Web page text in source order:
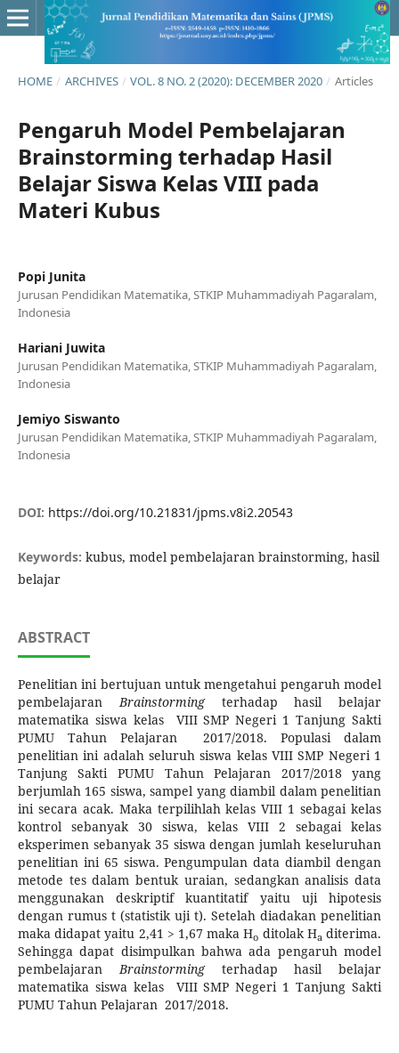
HOME / ARCHIVES / VOL. 8 NO. 2 (2020): DECEMBER 2020 / Articles
Pengaruh Model Pembelajaran
Brainstorming terhadap Hasil
Belajar Siswa Kelas VIII pada
Materi Kubus
Popi Junita
Jurusan Pendidikan Matematika, STKIP Muhammadiyah Pagaralam,
Indonesia
Hariani Juwita
Jurusan Pendidikan Matematika, STKIP Muhammadiyah Pagaralam,
Indonesia
Jemiyo Siswanto
Jurusan Pendidikan Matematika, STKIP Muhammadiyah Pagaralam,
Indonesia
DOI: https://doi.org/10.21831/jpms.v8i2.20543
Keywords: kubus, model pembelajaran brainstorming, hasil
belajar
ABSTRACT
Penelitian ini bertujuan untuk mengetahui pengaruh model
pembelajaranBrainstorming terhadap hasil belajar
matematika siswa kelas VIII SMP Negeri 1 Tanjung Sakti
PUMU Tahun Pelajaran 2017/2018. Populasi dalam
penelitian ini adalah seluruh siswa kelas VIII SMP Negeri 1
Tanjung Sakti PUMU Tahun Pelajaran 2017/2018 yang
berjumlah 165 siswa, sampel yang diambil dalam penelitian
ini secara acak. Maka terpilihlah kelas VIII 1 sebagai kelas
kontrol sebanyak 30 siswa, kelas VIII 2 sebagai kelas
eksperimen sebanyak 35 siswa dengan jumlah keseluruhan
penelitian ini 65 siswa. Pengumpulan data diambil dengan
metode tes dalam bentuk uraian, sedangkan analisis data
menggunakan deskriptif kuantitatif yaitu uji hipotesis
dengan rumus t (statistik uji t). Setelah diadakan penelitian
maka didapat yaitu 2,41 > 1,67 maka Ho ditolak Ha diterima.
Sehingga dapat disimpulkan bahwa ada pengaruh model
pembelajaranBrainstormingterhadap hasil belajar
matematika siswa kelas VIII SMP Negeri 1 Tanjung Sakti
PUMU Tahun Pelajaran 2017/2018.